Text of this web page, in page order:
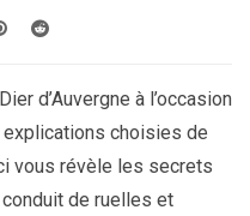
d’Auvergne à l’occasion
choisies de
vous révèle les secrets
de ruelles et